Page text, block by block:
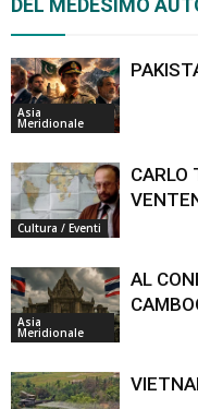
DEL MEDESIMO
Asia
Meridionale
Cultura / Eventi
CARLO
Asia
Meridionale
AL